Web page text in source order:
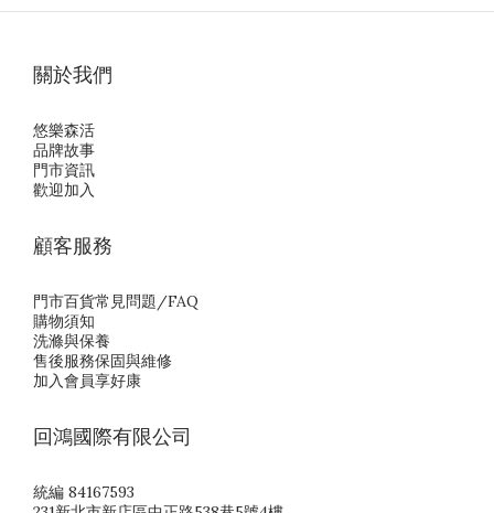
關於我們
悠樂森活
品牌故事
門市資訊
歡迎加入
顧客服務
門市百貨常見問題/FAQ
購物須知
洗滌與保養
售後服務保固與維修
加入會員享好康
回鴻國際有限公司
統編 84167593